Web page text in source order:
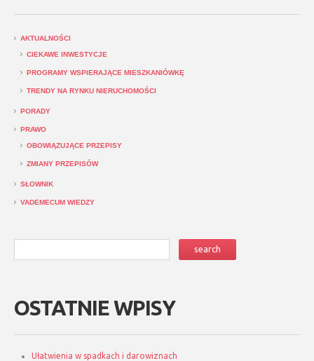
AKTUALNOŚCI
CIEKAWE INWESTYCJE
PROGRAMY WSPIERAJĄCE MIESZKANIÓWKĘ
TRENDY NA RYNKU NIERUCHOMOŚCI
PORADY
PRAWO
OBOWIĄZUJĄCE PRZEPISY
ZMIANY PRZEPISÓW
SŁOWNIK
VADEMECUM WIEDZY
OSTATNIE WPISY
Ułatwienia w spadkach i darowiznach